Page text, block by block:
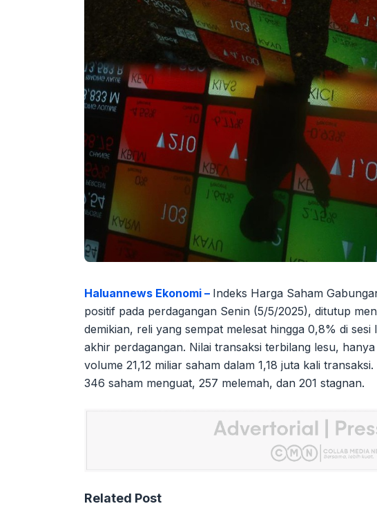
Haluannews Ekonomi – Indeks Harga Saham
positif pada perdagangan Senin (5/5/2025), ditutup
demikian, reli yang sempat melesat hingga 0,8% di
akhir perdagangan. Nilai transaksi terbilang lesu,
volume 21,12 miliar saham dalam 1,18 juta kali
346 saham menguat, 257 melemah, dan 201 stagnan.
Related Post